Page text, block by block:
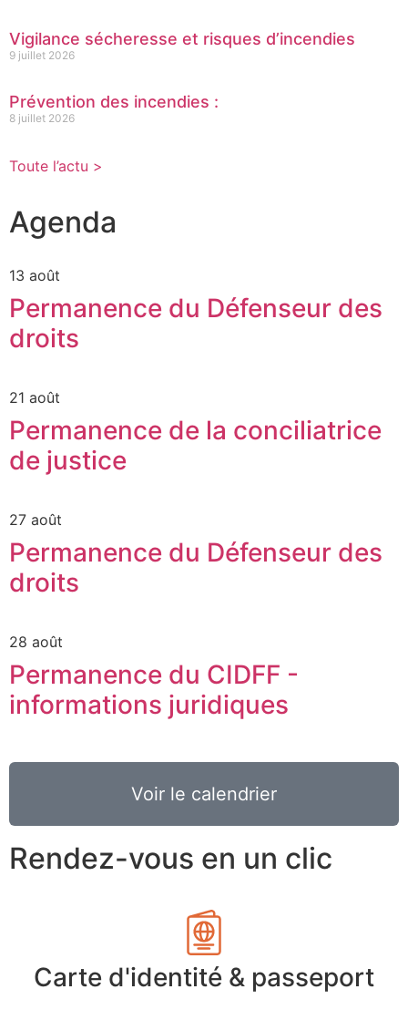
Vigilance sécheresse et risques d’incendies
9 juillet 2026
Prévention des incendies :
8 juillet 2026
Toute l’actu >
Agenda
13 août
Permanence du Défenseur des
droits
21 août
Permanence de la conciliatrice
de justice
27 août
Permanence du Défenseur des
droits
28 août
Permanence du CIDFF -
informations juridiques
Voir le calendrier
Rendez-vous en un clic
Carte d'identité & passeport